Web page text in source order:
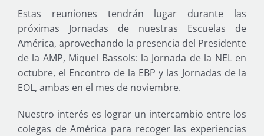
Estas reuniones tendrán lugar durante las
próximas Jornadas de nuestras Escuelas de
América, aprovechando la presencia del Presidente
de la AMP, Miquel Bassols: la Jornada de la NEL en
octubre, el Encontro de la EBP y las Jornadas de la
EOL, ambas en el mes de noviembre.
Nuestro interés es lograr un intercambio entre los
colegas de América para recoger las experiencias